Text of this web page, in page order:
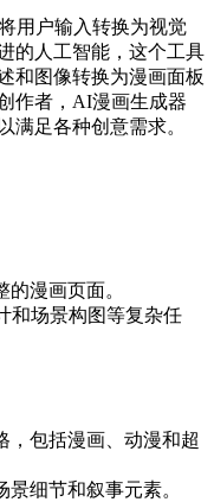
用户输入转换为视觉
的人工智能，这个工具
和图像转换为漫画面板
作者，AI漫画生成器
满足各种创意需求。
漫画页面。
和场景构图等复杂任
，包括漫画、动漫和超
细节和叙事元素。